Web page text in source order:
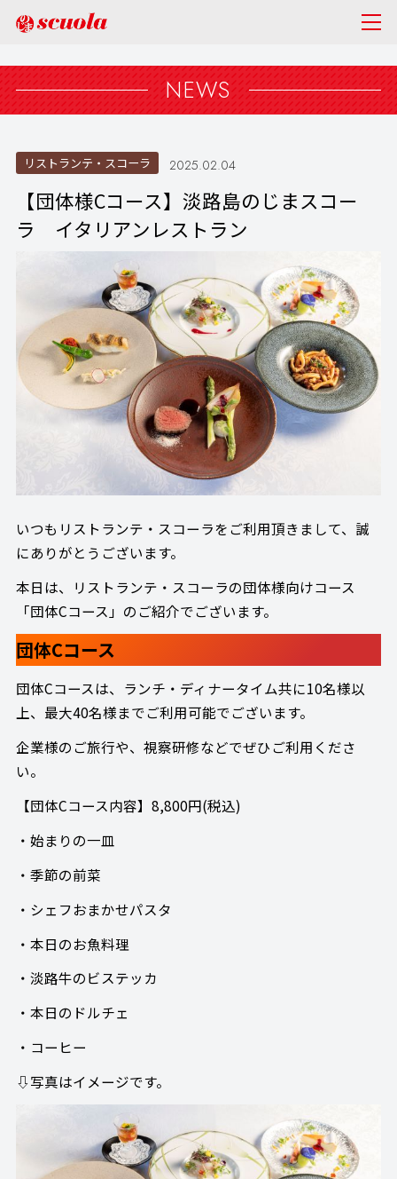
NEWS
リストランテ・スコーラ 2025.02.04
【団体様Cコース】淡路島のじまスコー
ラ イタリアンレストラン
いつもリストランテ・スコーラをご利用頂きまして、誠
にありがとうございます。
本日は、リストランテ・スコーラの団体様向けコース
「団体Cコース」のご紹介でございます。
団体Cコース
団体Cコースは、ランチ・ディナータイム共に10名様以
上、最大40名様までご利用可能でございます。
企業様のご旅行や、視察研修などでぜひご利用くださ
い。
【団体Cコース内容】8,800円(税込)
・始まりの一皿
・季節の前菜
・シェフおまかせパスタ
・本日のお魚料理
・淡路牛のビステッカ
・本日のドルチェ
・コーヒー
⇩写真はイメージです。